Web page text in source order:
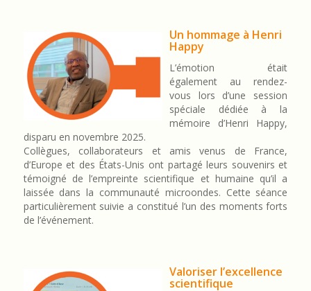
Un hommage à Henri
Happy
L’émotion était
également au rendez-
vous lors d’une session
spéciale dédiée à la
mémoire d’Henri Happy,
disparu en novembre 2025.
Collègues, collaborateurs et amis venus de France,
d’Europe et des États-Unis ont partagé leurs souvenirs et
témoigné de l’empreinte scientifique et humaine qu’il a
laissée dans la communauté microondes. Cette séance
particulièrement suivie a constitué l’un des moments forts
de l’événement.
Valoriser l’excellence
scientifique